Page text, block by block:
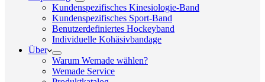
Kundenspezifisches Kinesiologie-Band
Kundenspezifisches Sport-Band
Benutzerdefiniertes Hockeyband
Individuelle Kohäsivbandage
Über
Warum Wemade wählen?
Wemade Service